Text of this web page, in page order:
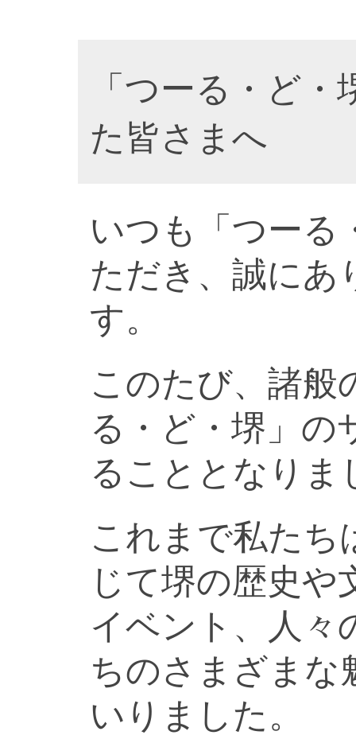
「つーる・ど
た皆さまへ
いつも「つーる
ただき、誠にあ
す。
このたび、諸般
る・ど・堺」の
ることとなりま
これまで私たち
じて堺の歴史や
イベント、人々
ちのさまざまな
いりました。